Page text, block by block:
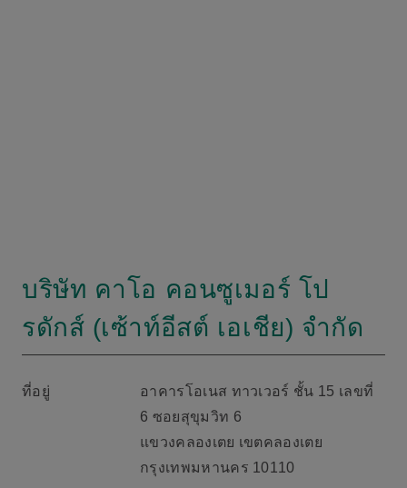
บริษัท คาโอ คอนซูเมอร์ โป
รดักส์ (เซ้าท์อีสต์ เอเชีย) จำกัด
ที่อยู่
อาคารโอเนส ทาวเวอร์ ชั้น 15 เลขที่
6 ซอยสุขุมวิท 6
แขวงคลองเตย เขตคลองเตย
กรุงเทพมหานคร 10110